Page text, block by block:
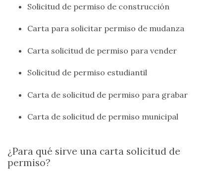
Solicitud de permiso de construcción
Carta para solicitar permiso de mudanza
Carta solicitud de permiso para vender
Solicitud de permiso estudiantil
Carta de solicitud de permiso para grabar
Carta de solicitud de permiso municipal
¿Para qué sirve una carta solicitud de
permiso?